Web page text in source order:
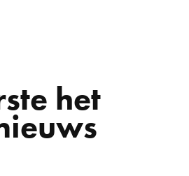
het